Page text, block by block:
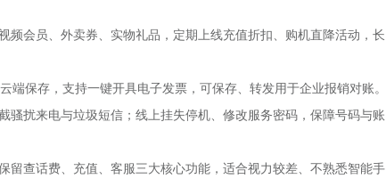
会员、外卖券、实物礼品，定期上线充值折扣、购机直降活动，长
保存，支持一键开具电子发票，可保存、转发用于企业报销对账。
扰来电与垃圾短信；线上挂失停机、修改服务密码，保障号码与账
查话费、充值、客服三大核心功能，适合视力较差、不熟悉智能手